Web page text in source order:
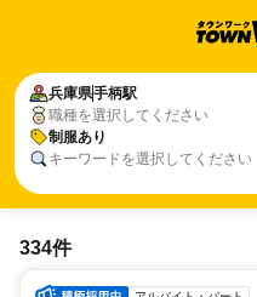
兵庫県手柄駅
職種を選択してください
制服あり
キーワードを選択してください
334件